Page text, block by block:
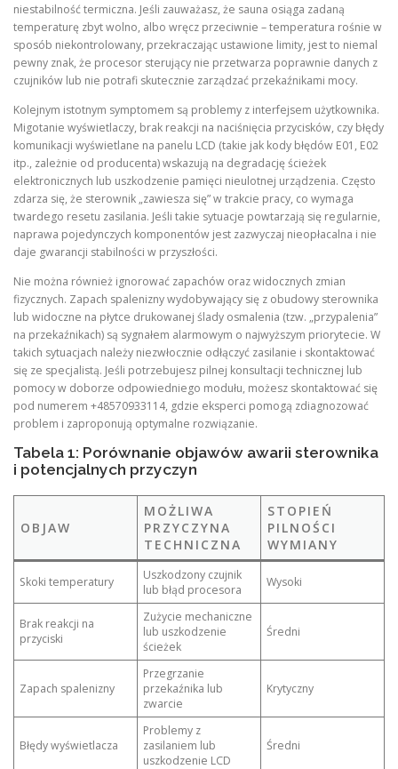
niestabilność termiczna. Jeśli zauważasz, że sauna osiąga zadaną
temperaturę zbyt wolno, albo wręcz przeciwnie – temperatura rośnie w
sposób niekontrolowany, przekraczając ustawione limity, jest to niemal
pewny znak, że procesor sterujący nie przetwarza poprawnie danych z
czujników lub nie potrafi skutecznie zarządzać przekaźnikami mocy.
Kolejnym istotnym symptomem są problemy z interfejsem użytkownika.
Migotanie wyświetlaczy, brak reakcji na naciśnięcia przycisków, czy błędy
komunikacji wyświetlane na panelu LCD (takie jak kody błędów E01, E02
itp., zależnie od producenta) wskazują na degradację ścieżek
elektronicznych lub uszkodzenie pamięci nieulotnej urządzenia. Często
zdarza się, że sterownik „zawiesza się” w trakcie pracy, co wymaga
twardego resetu zasilania. Jeśli takie sytuacje powtarzają się regularnie,
naprawa pojedynczych komponentów jest zazwyczaj nieopłacalna i nie
daje gwarancji stabilności w przyszłości.
Nie można również ignorować zapachów oraz widocznych zmian
fizycznych. Zapach spalenizny wydobywający się z obudowy sterownika
lub widoczne na płytce drukowanej ślady osmalenia (tzw. „przypalenia”
na przekaźnikach) są sygnałem alarmowym o najwyższym priorytecie. W
takich sytuacjach należy niezwłocznie odłączyć zasilanie i skontaktować
się ze specjalistą. Jeśli potrzebujesz pilnej konsultacji technicznej lub
pomocy w doborze odpowiedniego modułu, możesz skontaktować się
pod numerem +48570933114, gdzie eksperci pomogą zdiagnozować
problem i zaproponują optymalne rozwiązanie.
Tabela 1: Porównanie objawów awarii sterownika
i potencjalnych przyczyn
OBJAW
MOŻLIWA
PRZYCZYNA
TECHNICZNA
STOPIEŃ
PILNOŚCI
WYMIANY
Skoki temperatury
Uszkodzony czujnik
lub błąd procesora
Wysoki
Brak reakcji na
przyciski
Zużycie mechaniczne
lub uszkodzenie
ścieżek
Średni
Zapach spalenizny
Przegrzanie
przekaźnika lub
zwarcie
Krytyczny
Błędy wyświetlacza
Problemy z
zasilaniem lub
uszkodzenie LCD
Średni